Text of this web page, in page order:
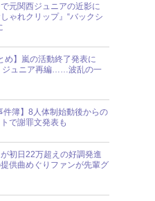
元関西ジュニアの近影に
ゃれクリップ』“バックシ
め】嵐の活動終了発表に
ジュニア再編……波乱の一
件簿】8人体制始動後からの
で謝罪文発表も
初日22万超えの好調発進
供曲めぐりファンが先輩グ